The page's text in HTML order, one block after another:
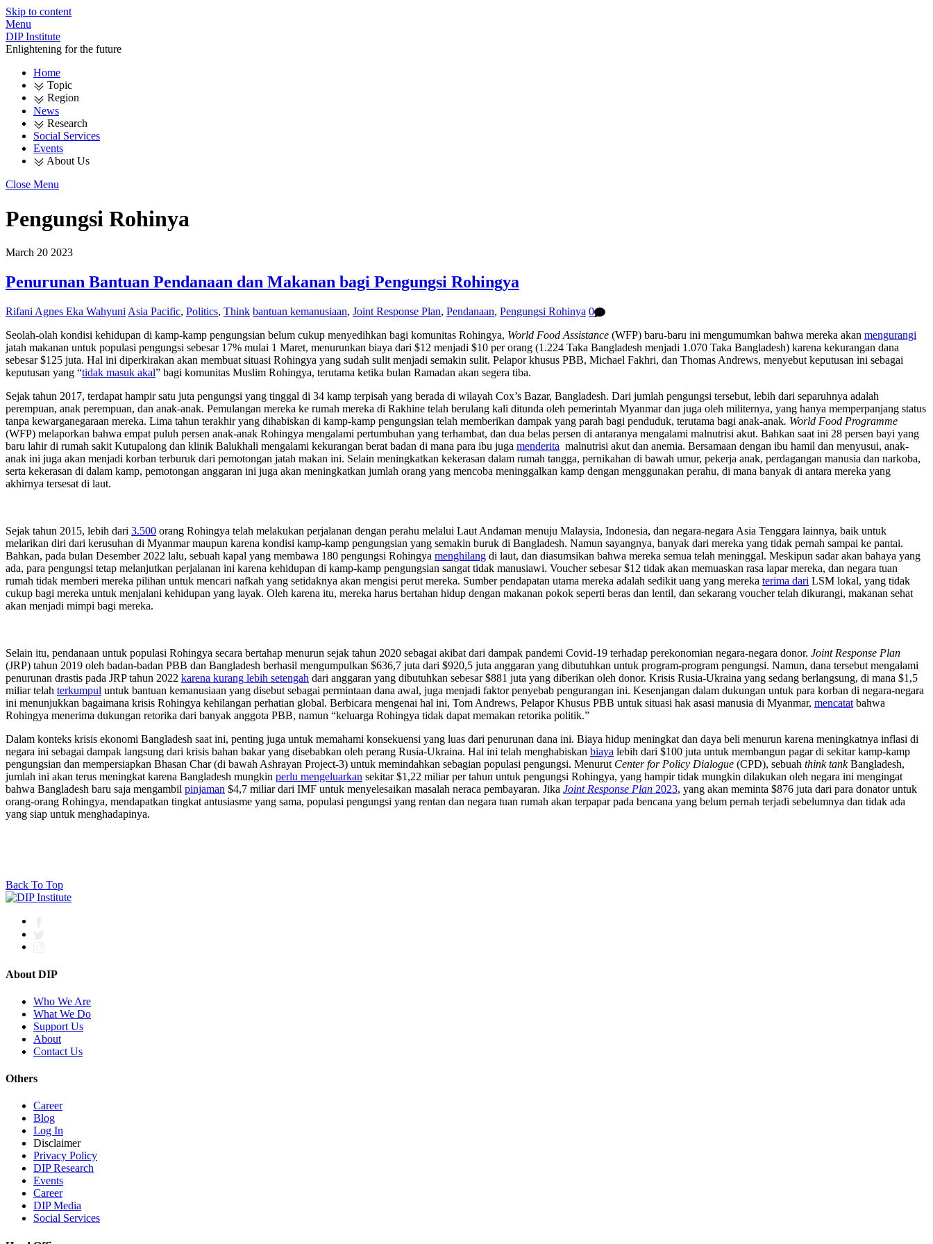
Skip to content
Menu
DIP Institute
Enlightening for the future
Home
Topic
Region
News
Research
Social Services
Events
About Us
Close Menu
Pengungsi Rohinya
March 20 2023
Penurunan Bantuan Pendanaan dan Makanan bagi Pengungsi Rohingya
Rifani Agnes Eka Wahyuni Asia Pacific, Politics, Think bantuan kemanusiaan, Joint Response Plan, Pendanaan, Pengungsi Rohinya 0
Seolah-olah kondisi kehidupan di kamp-kamp pengungsian belum cukup menyedihkan bagi komunitas Rohingya, World Food Assistance (WFP) baru-baru ini mengumumkan bahwa mereka akan mengurangi
jatah makanan untuk populasi pengungsi sebesar 17% mulai 1 Maret, menurunkan biaya dari $12 menjadi $10 per orang (1.224 Taka Bangladesh menjadi 1.070 Taka Bangladesh) karena kekurangan dana
sebesar $125 juta. Hal ini diperkirakan akan membuat situasi Rohingya yang sudah sulit menjadi semakin sulit. Pelapor khusus PBB, Michael Fakhri, dan Thomas Andrews, menyebut keputusan ini sebagai
keputusan yang “tidak masuk akal” bagi komunitas Muslim Rohingya, terutama ketika bulan Ramadan akan segera tiba.
Sejak tahun 2017, terdapat hampir satu juta pengungsi yang tinggal di 34 kamp terpisah yang berada di wilayah Cox’s Bazar, Bangladesh. Dari jumlah pengungsi tersebut, lebih dari separuhnya adalah
perempuan, anak perempuan, dan anak-anak. Pemulangan mereka ke rumah mereka di Rakhine telah berulang kali ditunda oleh pemerintah Myanmar dan juga oleh militernya, yang hanya memperpanjang status
tanpa kewarganegaraan mereka. Lima tahun terakhir yang dihabiskan di kamp-kamp pengungsian telah memberikan dampak yang parah bagi penduduk, terutama bagi anak-anak. World Food Programme
(WFP) melaporkan bahwa empat puluh persen anak-anak Rohingya mengalami pertumbuhan yang terhambat, dan dua belas persen di antaranya mengalami malnutrisi akut. Bahkan saat ini 28 persen bayi yang
baru lahir di rumah sakit Kutupalong dan klinik Balukhali mengalami kekurangan berat badan di mana para ibu juga menderita malnutrisi akut dan anemia. Bersamaan dengan ibu hamil dan menyusui, anak-
anak ini juga akan menjadi korban terburuk dari pemotongan jatah makan ini. Selain meningkatkan kekerasan dalam rumah tangga, pernikahan di bawah umur, pekerja anak, perdagangan manusia dan narkoba,
serta kekerasan di dalam kamp, pemotongan anggaran ini juga akan meningkatkan jumlah orang yang mencoba meninggalkan kamp dengan menggunakan perahu, di mana banyak di antara mereka yang
akhirnya tersesat di laut.
Sejak tahun 2015, lebih dari 3.500 orang Rohingya telah melakukan perjalanan dengan perahu melalui Laut Andaman menuju Malaysia, Indonesia, dan negara-negara Asia Tenggara lainnya, baik untuk
melarikan diri dari kerusuhan di Myanmar maupun karena kondisi kamp-kamp pengungsian yang semakin buruk di Bangladesh. Namun sayangnya, banyak dari mereka yang tidak pernah sampai ke pantai.
Bahkan, pada bulan Desember 2022 lalu, sebuah kapal yang membawa 180 pengungsi Rohingya menghilang di laut, dan diasumsikan bahwa mereka semua telah meninggal. Meskipun sadar akan bahaya yang
ada, para pengungsi tetap melanjutkan perjalanan ini karena kehidupan di kamp-kamp pengungsian sangat tidak manusiawi. Voucher sebesar $12 tidak akan memuaskan rasa lapar mereka, dan negara tuan
rumah tidak memberi mereka pilihan untuk mencari nafkah yang setidaknya akan mengisi perut mereka. Sumber pendapatan utama mereka adalah sedikit uang yang mereka terima dari LSM lokal, yang tidak
cukup bagi mereka untuk menjalani kehidupan yang layak. Oleh karena itu, mereka harus bertahan hidup dengan makanan pokok seperti beras dan lentil, dan sekarang voucher telah dikurangi, makanan sehat
akan menjadi mimpi bagi mereka.
Selain itu, pendanaan untuk populasi Rohingya secara bertahap menurun sejak tahun 2020 sebagai akibat dari dampak pandemi Covid-19 terhadap perekonomian negara-negara donor. Joint Response Plan
(JRP) tahun 2019 oleh badan-badan PBB dan Bangladesh berhasil mengumpulkan $636,7 juta dari $920,5 juta anggaran yang dibutuhkan untuk program-program pengungsi. Namun, dana tersebut mengalami
penurunan drastis pada JRP tahun 2022 karena kurang lebih setengah dari anggaran yang dibutuhkan sebesar $881 juta yang diberikan oleh donor. Krisis Rusia-Ukraina yang sedang berlangsung, di mana $1,5
miliar telah terkumpul untuk bantuan kemanusiaan yang disebut sebagai permintaan dana awal, juga menjadi faktor penyebab pengurangan ini. Kesenjangan dalam dukungan untuk para korban di negara-negara
ini menunjukkan bagaimana krisis Rohingya kehilangan perhatian global. Berbicara mengenai hal ini, Tom Andrews, Pelapor Khusus PBB untuk situasi hak asasi manusia di Myanmar, mencatat bahwa
Rohingya menerima dukungan retorika dari banyak anggota PBB, namun “keluarga Rohingya tidak dapat memakan retorika politik.”
Dalam konteks krisis ekonomi Bangladesh saat ini, penting juga untuk memahami konsekuensi yang luas dari penurunan dana ini. Biaya hidup meningkat dan daya beli menurun karena meningkatnya inflasi di
negara ini sebagai dampak langsung dari krisis bahan bakar yang disebabkan oleh perang Rusia-Ukraina. Hal ini telah menghabiskan biaya lebih dari $100 juta untuk membangun pagar di sekitar kamp-kamp
pengungsian dan mempersiapkan Bhasan Char (di bawah Ashrayan Project-3) untuk memindahkan sebagian populasi pengungsi. Menurut Center for Policy Dialogue (CPD), sebuah think tankBangladesh,
jumlah ini akan terus meningkat karena Bangladesh mungkin perlu mengeluarkan sekitar $1,22 miliar per tahun untuk pengungsi Rohingya, yang hampir tidak mungkin dilakukan oleh negara ini mengingat
bahwa Bangladesh baru saja mengambil pinjaman $4,7 miliar dari IMF untuk menyelesaikan masalah neraca pembayaran. Jika Joint Response Plan 2023, yang akan meminta $876 juta dari para donator untuk
orang-orang Rohingya, mendapatkan tingkat antusiasme yang sama, populasi pengungsi yang rentan dan negara tuan rumah akan terpapar pada bencana yang belum pernah terjadi sebelumnya dan tidak ada
yang siap untuk menghadapinya.
Back To Top
About DIP
Who We Are
What We Do
Support Us
About
Contact Us
Others
Career
Blog
Log In
Disclaimer
Privacy Policy
DIP Research
Events
Career
DIP Media
Social Services